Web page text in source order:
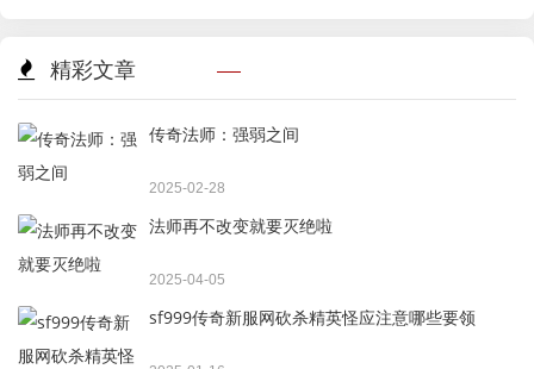
精彩文章
传奇法师：强弱之间
2025-02-28
法师再不改变就要灭绝啦
2025-04-05
sf999传奇新服网砍杀精英怪应注意哪些要领